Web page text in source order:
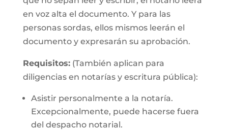
en voz alta el documento. Y para las
personas sordas, ellos mismos leerán el
documento y expresarán su aprobación.
Requisitos:(También aplican para
diligencias en notarías y escritura pública):
Asistir personalmente a la notaría.
Excepcionalmente, puede hacerse fuera
del despacho notarial.